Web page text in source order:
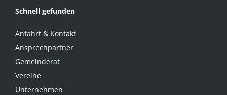
Schnell gefunden
Anfahrt & Kontakt
Ansprechpartner
Gemeinderat
Vereine
Unternehmen